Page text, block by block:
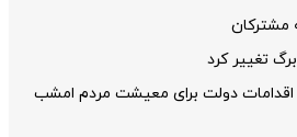
تغییر کرد
اقدامات دولت برای معیشت مردم امشب